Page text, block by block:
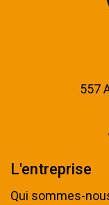
557
L'entreprise
Qui sommes-